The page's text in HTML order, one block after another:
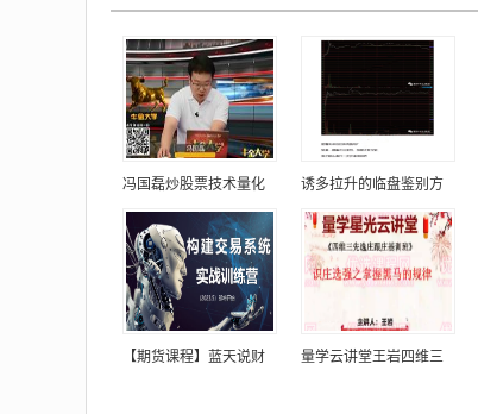
冯国磊炒股票技术量化 诱多拉升的临盘鉴别方
【期货课程】蓝天说财 量学云讲堂王岩四维三